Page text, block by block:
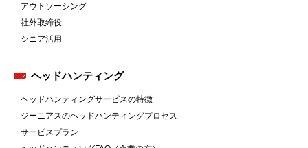
アウトソーシング
社外取締役
シニア活用
ヘッドハンティング
ヘッドハンティングサービスの特徴
ジーニアスのヘッドハンティングプロセス
サービスプラン